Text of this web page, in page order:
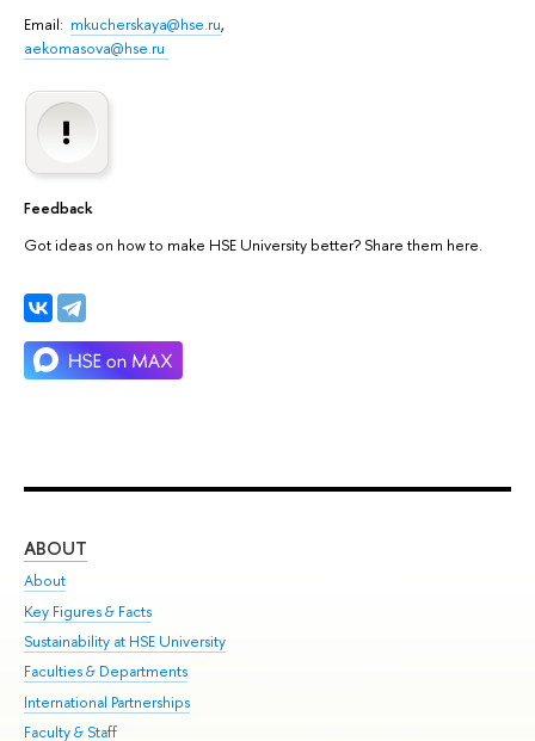
Email: mkucherskaya@hse.ru,
aekomasova@hse.ru
Feedback
Got ideas on how to make HSE University better? Share them here.
ABOUT
About
Key Figures & Facts
Sustainability at HSE University
Faculties & Departments
International Partnerships
Faculty & Staff